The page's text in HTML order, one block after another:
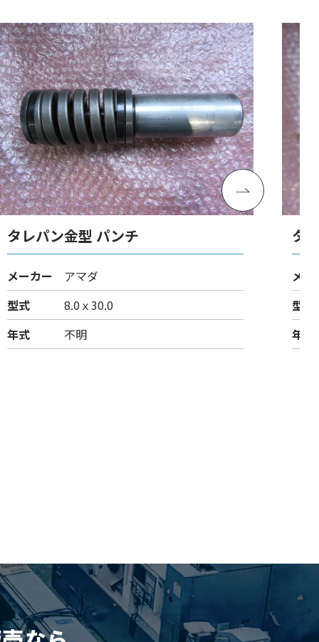
タレパン金型 パンチ
メーカー
アマダ
型式
8.0ｘ30.0
年式
不明
タ
メー
型式
年式